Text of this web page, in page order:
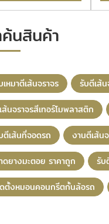
นสินค้า
เหมาตีเส้นจราจร
รับตีเส้
ส้นจราจรสีเทอร์โมพลาสติก
ตีเส้นที่จอดรถ
งานตีเส้น
ดยางมะตอย ราคาถูก
รับ
ตั้งหมอนคอนกรีตกั้นล้อรถ